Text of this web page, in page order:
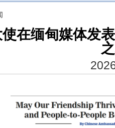
在缅甸媒体发